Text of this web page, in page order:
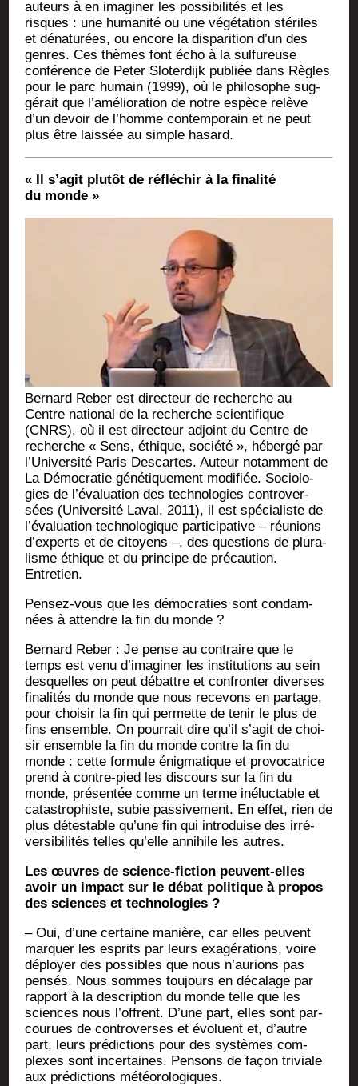
auteurs à en ima­gi­ner les pos­si­bi­li­tés et les
risques : une huma­ni­té ou une végé­ta­tion sté­riles
et déna­tu­rées, ou encore la dis­pa­ri­tion d’un des
genres. Ces thèmes font écho à la sul­fu­reuse
confé­rence de Peter Slo­ter­dijk publiée dans Règles
pour le parc humain (1999), où le phi­lo­sophe sug­
gé­rait que l’amélioration de notre espèce relève
d’un devoir de l’homme contem­po­rain et ne peut
plus être lais­sée au simple hasard.
« Il s’agit plu­tôt de réflé­chir à la fina­li­té
du monde »
Ber­nard Reber est direc­teur de recherche au
Centre natio­nal de la recherche scien­ti­fique
(CNRS), où il est direc­teur adjoint du Centre de
recherche « Sens, éthique, socié­té », héber­gé par
l’Université Paris Des­cartes. Auteur notam­ment de
La Démo­cra­tie géné­ti­que­ment modi­fiée. Socio­lo­
gies de l’évaluation des tech­no­lo­gies contro­ver­
sées (Uni­ver­si­té Laval, 2011), il est spé­cia­liste de
l’évaluation tech­no­lo­gique par­ti­ci­pa­tive – réunions
d’experts et de citoyens –, des ques­tions de plu­ra­
lisme éthique et du prin­cipe de pré­cau­tion.
Entretien.
Pen­sez-vous que les démo­cra­ties sont condam­
nées à attendre la fin du monde ?
Ber­nard Reber : Je pense au contraire que le
temps est venu d’imaginer les ins­ti­tu­tions au sein
des­quelles on peut débattre et confron­ter diverses
fina­li­tés du monde que nous rece­vons en par­tage,
pour choi­sir la fin qui per­mette de tenir le plus de
fins ensemble. On pour­rait dire qu’il s’agit de choi­
sir ensemble la fin du monde contre la fin du
monde : cette for­mule énig­ma­tique et pro­vo­ca­trice
prend à contre-pied les dis­cours sur la fin du
monde, pré­sen­tée comme un terme iné­luc­table et
catas­tro­phiste, subie pas­si­ve­ment. En effet, rien de
plus détes­table qu’une fin qui intro­duise des irré­
ver­si­bi­li­tés telles qu’elle anni­hile les autres.
Les œuvres de science-fic­tion peuvent-elles
avoir un impact sur le débat poli­tique à pro­pos
des sciences et technologies ?
– Oui, d’une cer­taine manière, car elles peuvent
mar­quer les esprits par leurs exa­gé­ra­tions, voire
déployer des pos­sibles que nous n’aurions pas
pen­sés. Nous sommes tou­jours en déca­lage par
rap­port à la des­crip­tion du monde telle que les
sciences nous l’offrent. D’une part, elles sont par­
cou­rues de contro­verses et évo­luent et, d’autre
part, leurs pré­dic­tions pour des sys­tèmes com­
plexes sont incer­taines. Pen­sons de façon tri­viale
aux pré­dic­tions météorologiques.